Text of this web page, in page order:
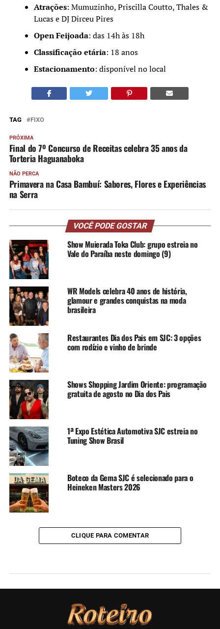
Atrações: Mumuzinho, Priscilla Coutto, Thales &
Lucas e DJ Dirceu Pires
Open Feijoada: das 14h às 18h
Classificação etária: 18 anos
Estacionamento: disponível no local
TAG FIXO
PRÓXIMA
Final do 7º Concurso de Receitas celebra 35 anos da
Torteria Haguanaboka
NÃO PERCA
Primavera na Casa Bambuí: Sabores, Flores e Experiências
na Serra
VOCÊ PODE GOSTAR
Show Muierada Toka Club: grupo estreia no
Vale do Paraíba neste domingo (9)
WR Models celebra 40 anos de história,
glamour e grandes conquistas na moda
brasileira
Restaurantes Dia dos Pais em SJC: 3 opções
com rodízio e vinho de brinde
Shows Shopping Jardim Oriente: programação
gratuita de agosto no Dia dos Pais
1ª Expo Estética Automotiva SJC estreia no
Tuning Show Brasil
Boteco da Gema SJC é selecionado para o
Heineken Masters 2026
CLIQUE PARA COMENTAR